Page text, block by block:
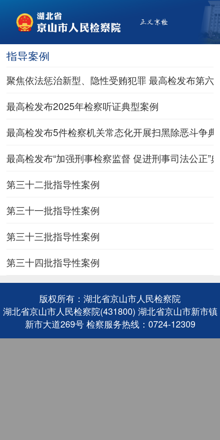
指导案例
聚焦依法惩治新型、隐性受贿犯罪 最高检发布第六
最高检发布2025年检察听证典型案例
最高检发布5件检察机关常态化开展扫黑除恶斗争
最高检发布“加强刑事检察监督 促进刑事司法公正”
第三十二批指导性案例
第三十一批指导性案例
第三十三批指导性案例
第三十四批指导性案例
版权所有：湖北省京山市人民检察院
湖北省京山市人民检察院(431800) 湖北省京山市新市镇
新市大道269号 检察服务热线：0724-12309